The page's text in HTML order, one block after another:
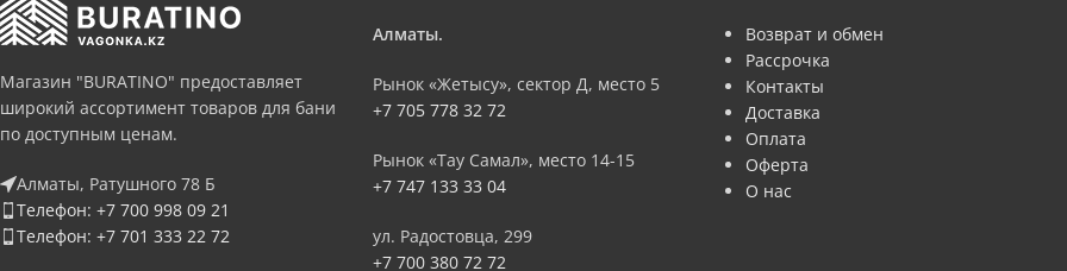
Магазин "BURATINO" предоставляет
широкий ассортимент товаров для бани
по доступным ценам.
Алматы, Ратушного 78 Б
Телефон: +7 700 998 09 21
Телефон: +7 701 333 22 72
Алматы.
Рынок «Жетысу», сектор Д, место 5
+7 705 778 32 72
Рынок «Тау Самал», место 14-15
+7 747 133 33 04
ул. Радостовца, 299
+7 700 380 72 72
Возврат и обмен
Рассрочка
Контакты
Доставка
Оплата
Оферта
О нас